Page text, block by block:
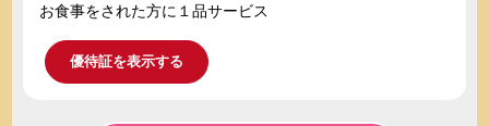
お食事をされた方に１品サービス
優待証を表示する